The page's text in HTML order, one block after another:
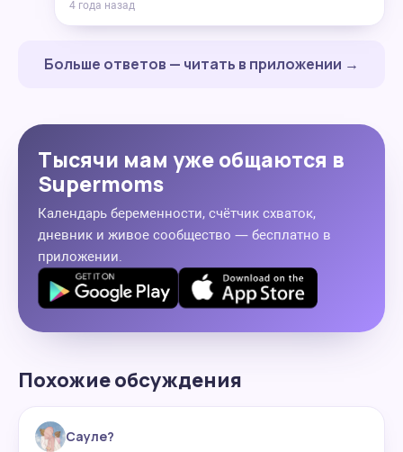
4 года назад
Больше ответов — читать в приложении →
Тысячи мам уже общаются в
Supermoms
Календарь беременности, счётчик схваток,
дневник и живое сообщество — бесплатно в
приложении.
Похожие обсуждения
Сауле?